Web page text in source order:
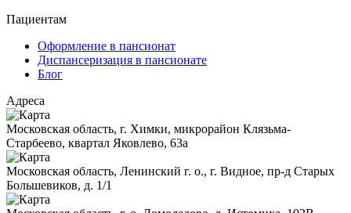
Пациентам
Оформление в пансионат
Диспансеризация в пансионате
Блог
Адреса
Московская область, г. Химки, микрорайон Клязьма-
Старбеево, квартал Яковлево, 63а
Московская область, Ленинский г. о., г. Видное, пр-д Старых
Большевиков, д. 1/1